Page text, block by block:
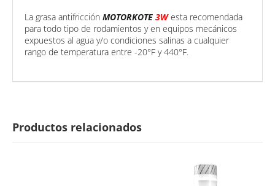
La grasa antifricción MOTORKOTE 3Westa recomendada
para todo tipo de rodamientos y en equipos mecánicos
expuestos al agua y/o condiciones salinas a cualquier
rango de temperatura entre -20°F y 440°F.
Productos relacionados